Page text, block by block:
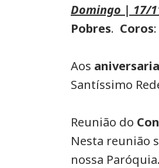
Domingo | 17/
Pobres. Coros
Aos
Santíssimo
Reunião do
Nesta reunião
nossa